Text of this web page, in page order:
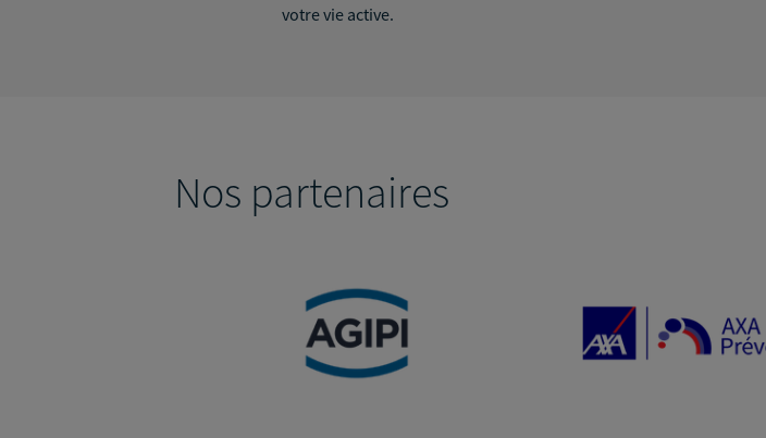
votre vie active.
Nos partenaires